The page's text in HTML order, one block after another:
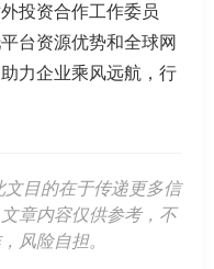
投资合作工作委员
台资源优势和全球网
力企业乘风远航，行
目的在于传递更多信
章内容仅供参考，不
风险自担。